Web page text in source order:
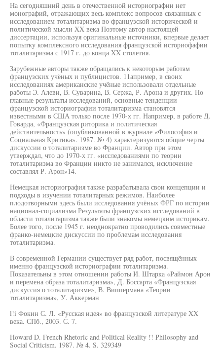
На сегодняшний день в отечественной историографии нет
монографий, отражающих весь комплекс вопросов связанных с
исследованием тоталитаризма во французской исторической и
политической мысли XX века Поэтому автор настоящей
диссертации, используя оригинальные источники, впервые делает
попытку комплексного исследования французской историофафии
тоталитаризма с 1917 г. до конца XX столетия.
Зарубежные авторы также обращались к некоторым работам
французских учёных и публицистов. 11апример, в своих
исследованиях американские учёные использовали отдельные
работы Э. Алеви, В. Суварина, В. Сержа, Р. Арона и других. Но
главные результаты исследований, основные тенденции
французской историографии тоталитаризма становятся
известными в США только после 1970-х гг. Например, в работе Д.
Говарда, «Французская риторика и политическая
действительность» (опубликованной в журнале «Философия и
Социальная Критика». 1987. № 4) характеризуются общие черты
дискуссии о тоталитаризме во Франции. Автор при этом
утверждал, что до 1970-х гг. «исследованиями по теории
тоталитаризма во Франции никто не занимался, исключение
составлял Р. Арон»14.
Немецкая историография также разрабатывала свои концепции и
подходы в изучении тоталитарных режимов. Наиболее
плодотворными здесь были исследования учёных ФРГ по истории
национал-социализма Результаты французских исследований в
области тоталитаризма также были знакомы немецким историкам.
Более того, после 1945 г. неоднократно проводились совместные
франко-немецкие дискуссии по проблемам исследования
тоталитаризма.
В современной Германии существует ряд работ, посвящённых
именно французской историографии тоталитаризма.
Показательны в этом отношении работы И. Штарка «Раймон Арон
и перемена образа тоталитаризма», Д. Боссарта «Французская
дискуссия о тоталитаризме», В. Виппермана «Теории
тоталитаризма», У. Аккерман
l!i Фокин С. Л. «Русская идея» во французской литературе XX
века. СПб., 2003. С. 7.
Howard D. French Rhetoric and Political Reality !! Philosophy and
Social Criticism. 1987. № 4. S. 329349